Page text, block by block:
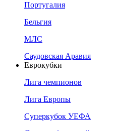
Португалия
Бельгия
МЛС
Саудовская Аравия
Еврокубки
Лига чемпионов
Лига Европы
Суперкубок УЕФА